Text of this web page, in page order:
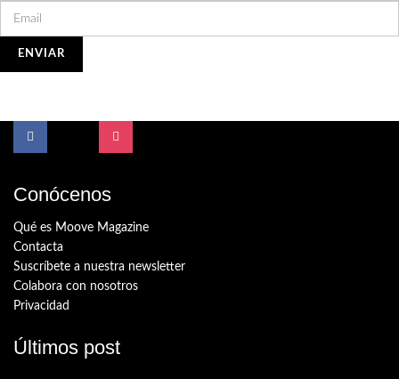
Conócenos
Qué es Moove Magazine
Contacta
Suscríbete a nuestra newsletter
Colabora con nosotros
Privacidad
Últimos post